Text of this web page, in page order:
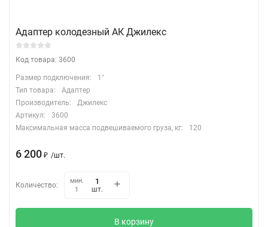
Адаптер колодезный АК Джилекс
Код товара: 3600
Размер подключения:
1"
Тип товара:
Адаптер
Производитель:
Джилекс
Артикул:
3600
Максимальная масса подвешиваемого груза, кг:
120
6 200 ₽ /шт.
Количество:
мин.
1
шт.
В корзину